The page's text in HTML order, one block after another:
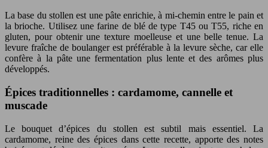
La base du stollen est une pâte enrichie, à mi-chemin entre le pain et
la brioche. Utilisez une farine de blé de type T45 ou T55, riche en
gluten, pour obtenir une texture moelleuse et une belle tenue. La
levure fraîche de boulanger est préférable à la levure sèche, car elle
confère à la pâte une fermentation plus lente et des arômes plus
développés.
Épices traditionnelles : cardamome, cannelle et
muscade
Le bouquet d’épices du stollen est subtil mais essentiel. La
cardamome, reine des épices dans cette recette, apporte des notes